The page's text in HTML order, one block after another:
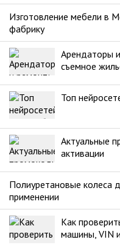
Изготовление мебели в
фабрику
Арендаторы
съемное
Топ
Актуальные
активации
Полиуретановые колеса
применении
Как
машины, VIN